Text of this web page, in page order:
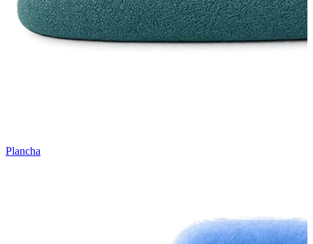
Plancha